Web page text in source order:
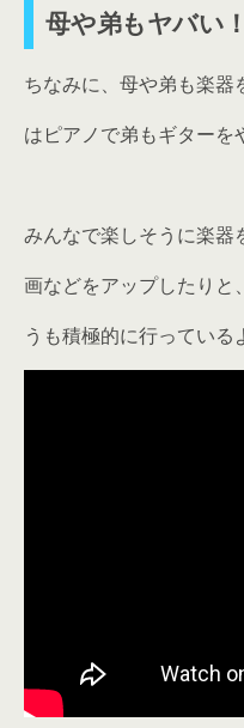
母や弟もヤバい
ちなみに、母や弟も楽器
はピアノで弟もギターを
みんなで楽しそうに楽器
画などをアップしたりと
うも積極的に行っている